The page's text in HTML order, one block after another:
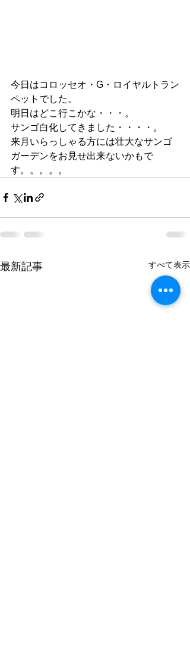
今日はコロッセオ・G・ロイヤルトラン
ペットでした。
明日はどこ行こかな・・・。
サンゴ白化してきました・・・・。
来月いらっしゃる方には壮大なサンゴ
ガーデンをお見せ出来ないかもで
す。。。。。
最新記事 すべて表示